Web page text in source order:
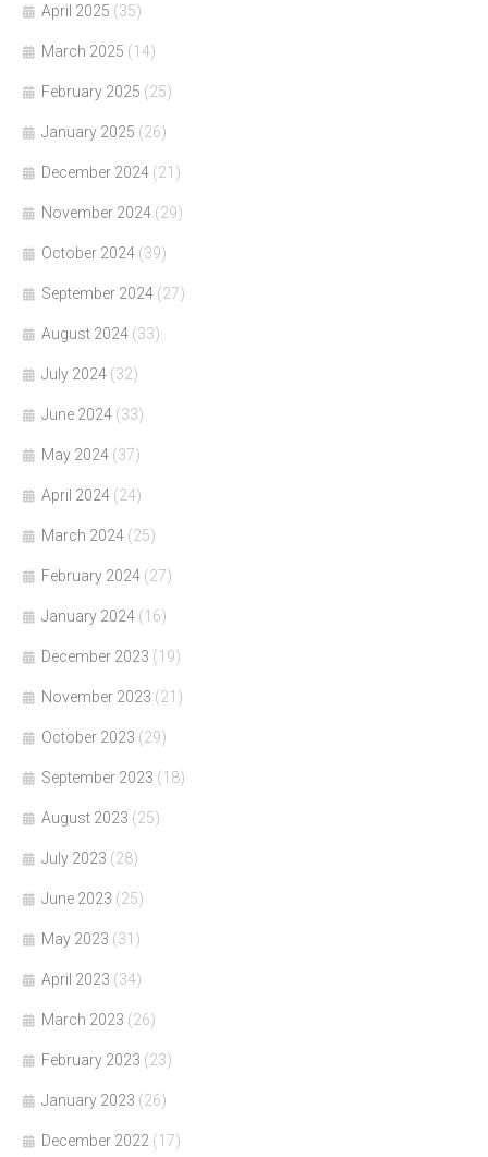
April 2025 (35)
March 2025 (14)
February 2025 (25)
January 2025 (26)
December 2024 (21)
November 2024 (29)
October 2024 (39)
September 2024 (27)
August 2024 (33)
July 2024 (32)
June 2024 (33)
May 2024 (37)
April 2024 (24)
March 2024 (25)
February 2024 (27)
January 2024 (16)
December 2023 (19)
November 2023 (21)
October 2023 (29)
September 2023 (18)
August 2023 (25)
July 2023 (28)
June 2023 (25)
May 2023 (31)
April 2023 (34)
March 2023 (26)
February 2023 (23)
January 2023 (26)
December 2022 (17)